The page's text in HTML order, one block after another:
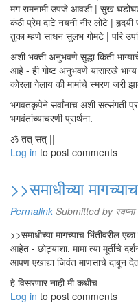
मग रामनामी उपजे आवडी | सुख
कंठी प्रेम दाटे नयनी नीर लोटे | हृदयी
तुका म्हणे साधन सुलभ गोमटे | परि
अशी भक्ती अनुभवणे सुद्धा किती
आहे - ही गोष्ट अनुभवणे यासारखे भाग्य
कोरला गेलाय की मामांचे स्मरण जरी
भगवतकृपेने सर्वांनाच अशी सत्संगती
भगवंतांच्याचरणी प्रार्थना.
ॐ तत् सत् ||
Log in to post comments
>>समाधीच्या मागच्याच
Permalink Submitted by
>>समाधीच्या मागच्याच भिंतीवरील
आहेत - छोट्याशा. मामा त्या मूर्तींचे
आपण एखाद्या जिवंत माणसाचे दाबून
हे विसरणार नाही मी कधीच
Log in to post comments